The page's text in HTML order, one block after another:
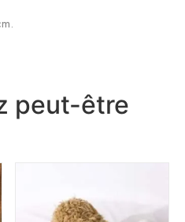
peut-être